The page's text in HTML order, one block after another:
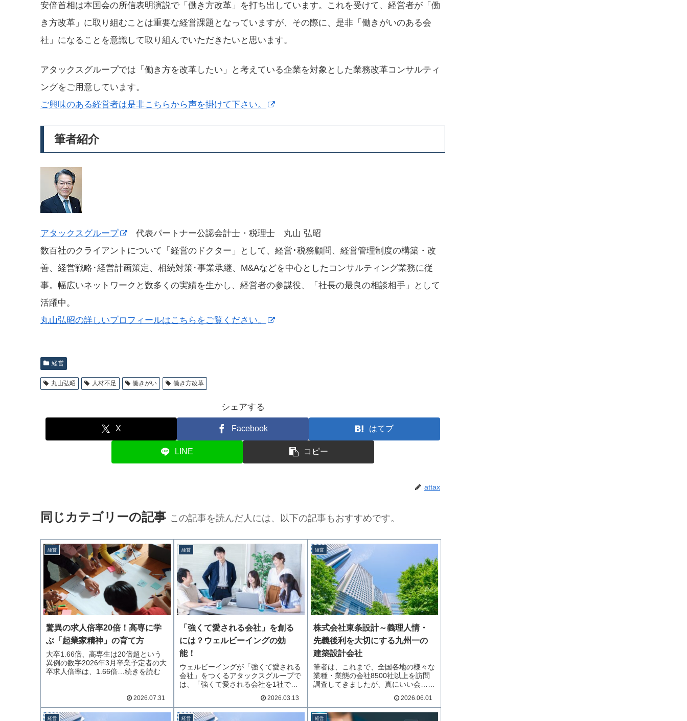
安倍首相は本国会の所信表明演説で「働き方改革」を打ち出しています。これを受けて、経営者が「働
き方改革」に取り組むことは重要な経営課題となっていますが、その際に、是非「働きがいのある会
社」になることを意識して取り組んでいただきたいと思います。
アタックスグループでは「働き方を改革したい」と考えている企業を対象とした業務改革コンサルティ
ングをご用意しています。
ご興味のある経営者は是非こちらから声を掛けて下さい。
筆者紹介
アタックスグループ
代表パートナー公認会計士・税理士 丸山 弘昭
数百社のクライアントについて「経営のドクター」として、経営･税務顧問、経営管理制度の構築・改
善、経営戦略･経営計画策定、相続対策･事業承継、M&Aなどを中心としたコンサルティング業務に従
事。幅広いネットワークと数多くの実績を生かし、経営者の参謀役、「社長の最良の相談相手」として
活躍中。
丸山弘昭の詳しいプロフィールはこちらをご覧ください。
経営
丸山弘昭 人材不足 働きがい 働き方改革
シェアする
X Facebook はてブ
LINE コピー
attax
同じカテゴリーの記事 この記事を読んだ人には、以下の記事もおすすめです。
経営
驚異の求人倍率20倍！高専に学
ぶ「起業家精神」の育て方
大卒1.66倍、高専生は20倍超という
異例の数字2026年3月卒業予定者の大
卒求人倍率は、1.66倍…続きを読む
2026.07.31
経営
「強くて愛される会社」を創る
には？ウェルビーイングの効
能！
ウェルビーイングが「強くて愛される
会社」をつくるアタックスグループで
は、「強くて愛される会社を1社で…
2026.03.13
経営
株式会社東条設計～義理人情・
先義後利を大切にする九州一の
建築設計会社
筆者は、これまで、全国各地の様々な
業種・業態の会社8500社以上を訪問
調査してきましたが、真にいい会…続
2026.06.01
経営 経営 経営